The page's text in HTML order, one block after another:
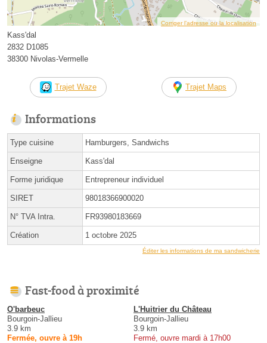
Corriger l’adresse ou la localisation
Kass'dal
2832 D1085
38300 Nivolas-Vermelle
Trajet Waze Trajet Maps
Informations
Type cuisine Hamburgers, Sandwichs
Enseigne Kass'dal
Forme juridique Entrepreneur individuel
SIRET 98018366900020
N° TVA Intra. FR93980183669
Création 1 octobre 2025
Éditer les informations de ma sandwicherie
Fast-food à proximité
O'barbeuc
Bourgoin-Jallieu
3.9 km
Fermée, ouvre à 19h
L'Huitrier du Château
Bourgoin-Jallieu
3.9 km
Fermé, ouvre mardi à 17h00